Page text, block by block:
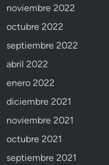
noviembre 2022
octubre 2022
septiembre 2022
abril 2022
enero 2022
diciembre 2021
noviembre 2021
octubre 2021
septiembre 2021